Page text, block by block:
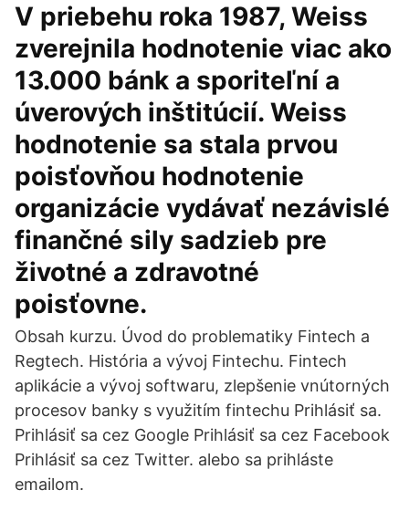
V priebehu roka 1987, Weiss
zverejnila hodnotenie viac ako
13.000 bánk a sporiteľní a
úverových inštitúcií. Weiss
hodnotenie sa stala prvou
poisťovňou hodnotenie
organizácie vydávať nezávislé
finančné sily sadzieb pre
životné a zdravotné
poisťovne.
Obsah kurzu. Úvod do problematiky Fintech a
Regtech. História a vývoj Fintechu. Fintech
aplikácie a vývoj softwaru, zlepšenie vnútorných
procesov banky s využitím fintechu Prihlásiť sa.
Prihlásiť sa cez Google Prihlásiť sa cez Facebook
Prihlásiť sa cez Twitter. alebo sa prihláste
emailom.